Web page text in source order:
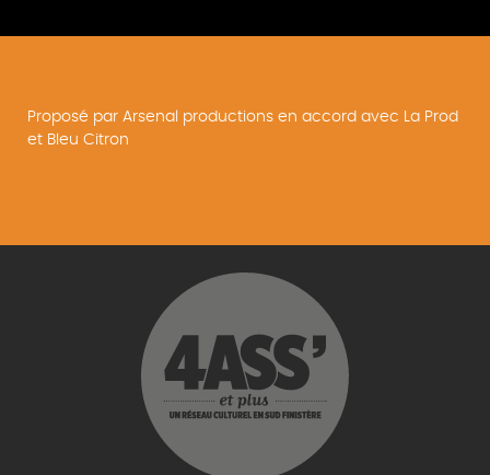
Proposé par Arsenal productions en accord avec La Prod
et Bleu Citron